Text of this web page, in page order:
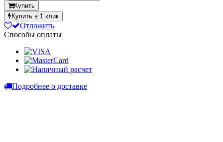
Купить
Купить в 1 клик
Отложить
Способы оплаты
Подробнее о доставке